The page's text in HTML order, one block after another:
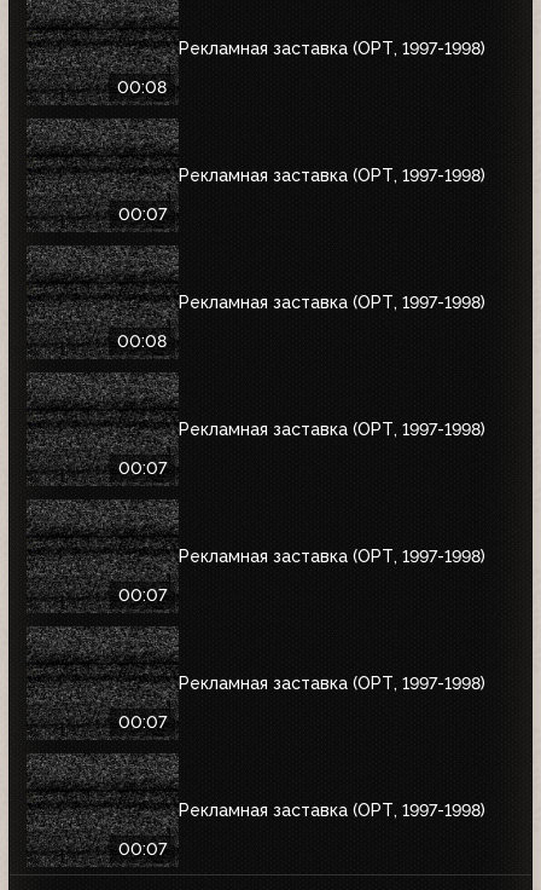
00:08
Рекламная заставка (ОРТ, 1997-1998)
00:07
Рекламная заставка (ОРТ, 1997-1998)
00:08
Рекламная заставка (ОРТ, 1997-1998)
00:07
Рекламная заставка (ОРТ, 1997-1998)
00:07
Рекламная заставка (ОРТ, 1997-1998)
00:07
Рекламная заставка (ОРТ, 1997-1998)
00:07
Рекламная заставка (ОРТ, 1997-1998)